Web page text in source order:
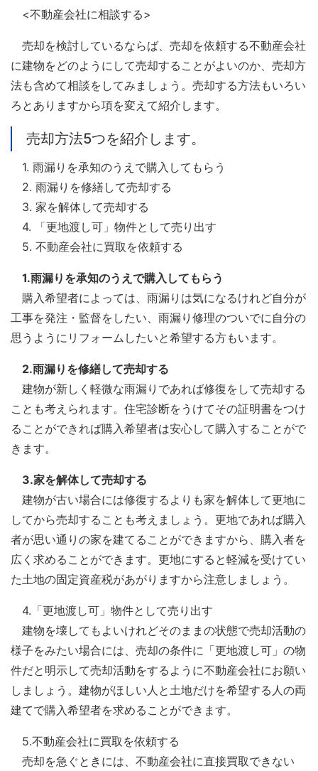
<不動産会社に相談する>
売却を検討しているならば、売却を依頼する不動産会社
に建物をどのようにして売却することがよいのか、売却方
法も含めて相談をしてみましょう。売却する方法もいろい
ろとありますから項を変えて紹介します。
売却方法5つを紹介します。
1. 雨漏りを承知のうえで購入してもらう
2. 雨漏りを修繕して売却する
3. 家を解体して売却する
4. 「更地渡し可」物件として売り出す
5. 不動産会社に買取を依頼する
1.雨漏りを承知のうえで購入してもらう
購入希望者によっては、雨漏りは気になるけれど自分が
工事を発注・監督をしたい、雨漏り修理のついでに自分の
思うようにリフォームしたいと希望する方もいます。
2.雨漏りを修繕して売却する
建物が新しく軽微な雨漏りであれば修復をして売却する
ことも考えられます。住宅診断をうけてその証明書をつけ
ることができれば購入希望者は安心して購入することがで
きます。
3.家を解体して売却する
建物が古い場合には修復するよりも家を解体して更地に
してから売却することも考えましょう。更地であれば購入
者が思い通りの家を建てることができますから、購入者を
広く求めることができます。更地にすると軽減を受けてい
た土地の固定資産税があがりますから注意しましょう。
4.「更地渡し可」物件として売り出す
建物を壊してもよいけれどそのままの状態で売却活動の
様子をみたい場合には、売却の条件に「更地渡し可」の物
件だと明示して売却活動をするように不動産会社にお願い
しましょう。建物がほしい人と土地だけを希望する人の両
建てで購入希望者を求めることができます。
5.不動産会社に買取を依頼する
売却を急ぐときには、不動産会社に直接買取できない